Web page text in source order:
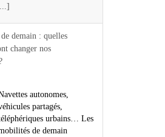
demain : quelles
changer nos
autonomes,
partagés,
urbains… Les
de demain